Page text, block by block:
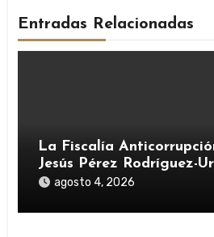
Entradas Relacionadas
La Fiscalía
Jesús Pérez Rodríguez-
investigación del rescate
agosto 4, 2026